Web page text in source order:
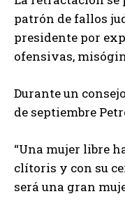
patrón de fallos
presidente por
ofensivas,
Durante un
de septiembre
“Una mujer libre
clítoris y con su
será una gran